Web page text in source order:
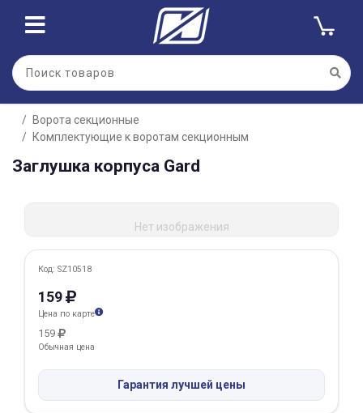
Ворота секционные
Комплектующие к воротам секционным
Заглушка корпуса Gard
Нет изображения
Код: SZ10518
159
Цена по карте
159
Обычная цена
Гарантия лучшей цены
Для клиентов всех банков
Разбейте
оплатуна части
График платежей
Сегодня
25%
Добавляйте товары